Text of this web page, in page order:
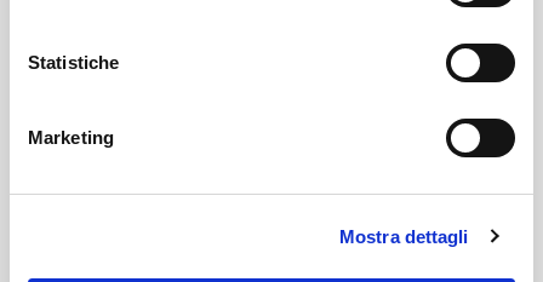
Statistiche
Marketing
Mostra dettagli